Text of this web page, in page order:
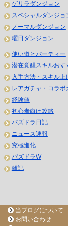
ゲリラダンジョン
スペシャルダンジョ
ノーマルダンジョン
曜日ダンジョン
使い道とパーティー
潜在覚醒スキルおす
入手方法・スキル上
レアガチャ・コラボ
経験値
初心者向け攻略
パズドラ日記
ニュース速報
究極進化
パズドラW
雑記
当ブログについて
お問い合わせ